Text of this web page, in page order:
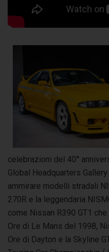
celebrazioni del 40°
Global Headquarters
ammirare modelli stradali
270R e la leggendaria
come Nissan R390 GT1
Ore di Le Mans del 1998,
Ore di Dayton e la Skyline